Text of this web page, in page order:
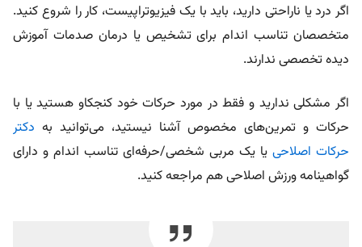
اگر درد یا ناراحتی دارید، باید با یک فیزیوتراپیست، کار را شروع کنید.
متخصصان تناسب اندام برای تشخیص یا درمان صدمات آموزش
دیده تخصصی ندارند.
اگر مشکلی ندارید و فقط در مورد حرکات خود کنجکاو هستید یا با
حرکات و تمرین‌های مخصوص آشنا نیستید، می‌توانید به دکتر
حرکات اصلاحی یا یک مربی شخصی/حرفه‌ای تناسب اندام و دارای
گواهینامه ورزش اصلاحی هم مراجعه کنید.